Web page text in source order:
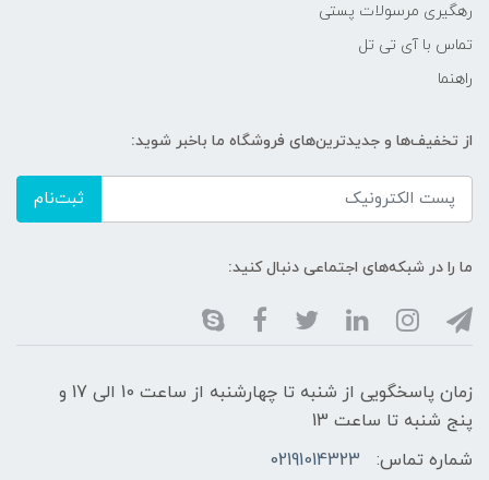
رهگیری مرسولات پستی
تماس با آی تی تل
راهنما
از تخفیف‌ها و جدیدترین‌های فروشگاه ما باخبر شوید:
ثبت‌نام
ما را در شبکه‌های اجتماعی دنبال کنید:
زمان پاسخگویی از شنبه تا چهارشنبه از ساعت 10 الی 17 و
پنج شنبه تا ساعت 13
شماره تماس:
02191014323